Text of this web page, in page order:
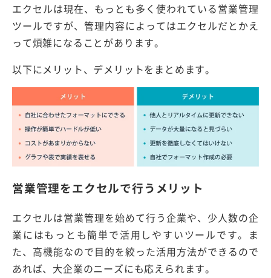
エクセルは現在、もっとも多く使われている営業管理
ツールですが、管理内容によってはエクセルだとかえ
って煩雑になることがあります。
以下にメリット、デメリットをまとめます。
営業管理をエクセルで行うメリット
エクセルは営業管理を始めて行う企業や、少人数の企
業にはもっとも簡単で活用しやすいツールです。ま
た、高機能なので目的を絞った活用方法ができるので
あれば、大企業のニーズにも応えられます。